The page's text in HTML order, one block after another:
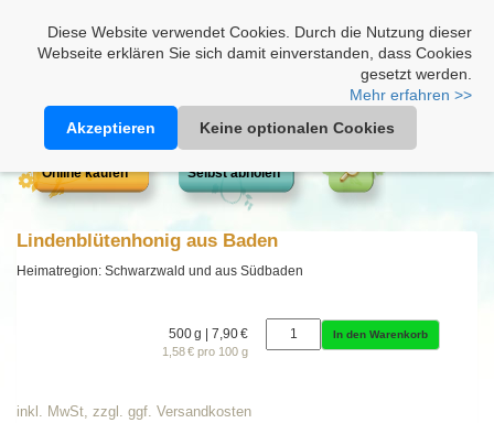
Diese Website verwendet Cookies. Durch die Nutzung dieser
Webseite erklären Sie sich damit einverstanden, dass Cookies
gesetzt werden.
Mehr erfahren >>
Akzeptieren
Keine optionalen Cookies
Online kaufen Selbst abholen
Lindenblütenhonig aus Baden
Heimatregion: Schwarzwald und aus Südbaden
500 g | 7,90 €
1,58 € pro 100 g
In den Warenkorb
inkl. MwSt, zzgl. ggf. Versandkosten